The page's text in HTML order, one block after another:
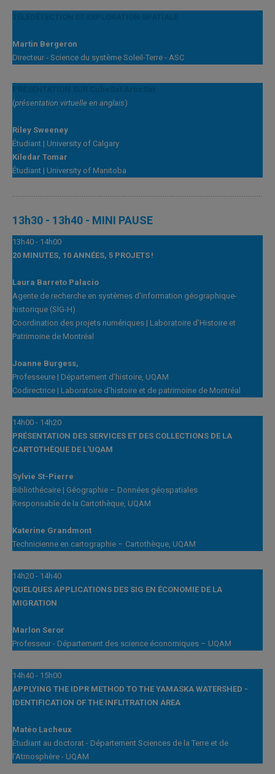
Martin Bergeron
Directeur - Science du système Soleil-Terre - ASC
(présentation virtuelle en anglais)
Riley Sweeney
Étudiant | University of Calgary
Kiledar Tomar
Étudiant | University of Manitoba
13h30 - 13h40 - MINI PAUSE
13h40 - 14h00
20 MINUTES, 10 ANNÉES, 5 PROJETS !
Laura Barreto Palacio
Agente de recherche en systèmes d’information géographique-
historique (SIG-H)
Coordination des projets numériques | Laboratoire d’Histoire et
Patrimoine de Montréal
Joanne Burgess,
Professeure | Département d’histoire, UQAM
Codirectrice | Laboratoire d’histoire et de patrimoine de Montréal
14h00 - 14h20
PRÉSENTATION DES SERVICES ET DES COLLECTIONS DE LA
CARTOTHÈQUE DE L'UQAM
Sylvie St-Pierre
Bibliothécaire | Géographie – Données géospatiales
Responsable de la Cartothèque, UQAM
Katerine Grandmont
Technicienne en cartographie – Cartothèque, UQAM
14h20 - 14h40
QUELQUES APPLICATIONS DES SIG EN ÉCONOMIE DE LA
MIGRATION
Marlon Seror
Professeur - Département des science économiques – UQAM
14h40 - 15h00
APPLYING THE IDPR METHOD TO THE YAMASKA WATERSHED -
IDENTIFICATION OF THE INFLITRATION AREA
Matéo Lacheux
Étudiant au doctorat - Département Sciences de la Terre et de
l’Atmosphère - UQAM